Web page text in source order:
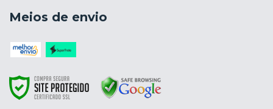
Meios de envio